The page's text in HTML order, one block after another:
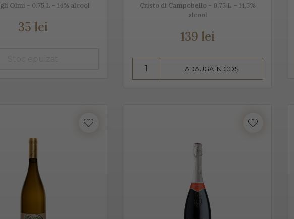
e cel mai cunoscut vin spumant din Italia. E adesea comparat cu Champagne, însă
înseamnă mai mult decât „bule”, mai mult decât vin spumant, înseamnă aromă și
este realizat din diferite sortimente de struguri, însă Glera este de departe cel mai
Grigio sau Pinot Nero.
Prosecco provine de la locul de origine - satul Prosecco, situat foarte aproape de
provine din acele locuri, mai exact din regiunile Conegliano și Valdobbiadene,
s-au asociat într-un Consorțiu pentru a proteja acest vin spumant italian,
Olmi - 0.75 L - 14% alcool
35 lei
Cristo di Campobello - 0.75 L - 14.5%
alcool
139 lei
ADAUGĂ ÎN COȘ